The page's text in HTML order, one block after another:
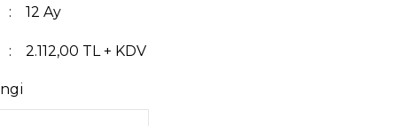
12 Ay
2.112,00 TL + KDV